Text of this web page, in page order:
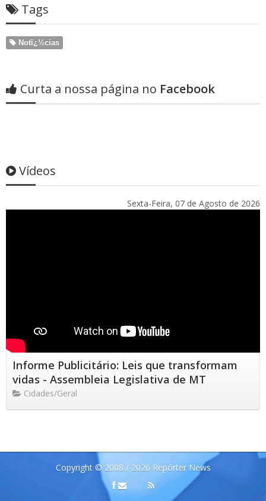
Tags
Notï¿½cias
Curta a nossa página no Facebook
Vídeos
Sexta-Feira, 07 de Agosto de 2026
Informe Publicitário: Leis que transformam
vidas - Assembleia Legislativa de MT
Cidades/Geral
Copyright © 2008 / 2026 Repórter News